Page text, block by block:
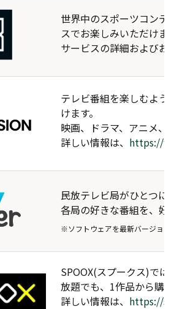
世界中のスポーツコンテ
スでお楽しみいただけま
サービスの詳細およびお
テレビ番組を楽しむよう
けます。
映画、ドラマ、アニメ、
詳しい情報は、 https://
民放テレビ局がひとつに
各局の好きな番組を、好
※ソフトウェアを最新バージョン
SPOOX(スプークス)で
放題でも、1作品から購
詳しい情報は、 https://